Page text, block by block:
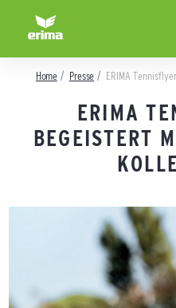
Home Presse ERIMA
ERIMA
BEGEISTERT